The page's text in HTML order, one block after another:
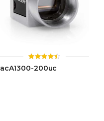
ให้
คะแนน
acA1300-200uc